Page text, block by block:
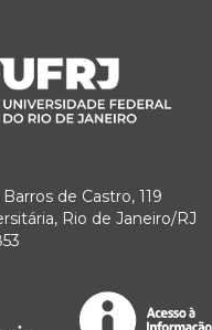
de Castro, 119
Rio de Janeiro/RJ